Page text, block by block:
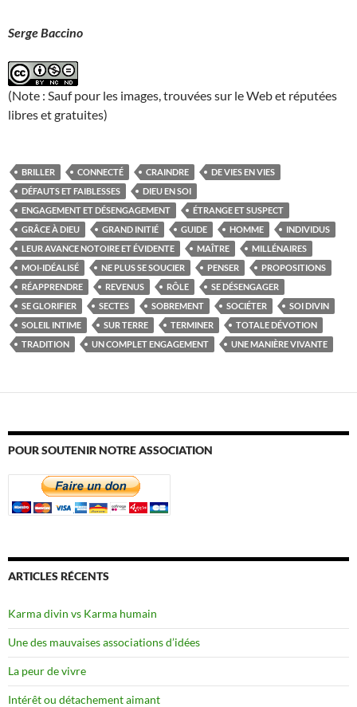
Serge Baccino
(Note : Sauf pour les images, trouvées sur le Web et réputées
libres et gratuites)
BRILLER CONNECTÉ CRAINDRE
DE VIES EN VIES
DÉFAUTS ET FAIBLESSES
DIEU EN SOI
ENGAGEMENT ET DÉSENGAGEMENT
ÉTRANGE ET SUSPECT
GRÂCE À DIEU
GRAND INITIÉ GUIDE HOMME
INDIVIDUS
LEUR AVANCE NOTOIRE ET ÉVIDENTE
MAÎTRE
MILLÉNAIRES
MOI-IDÉALISÉ
NE PLUS SE SOUCIER PENSER
PROPOSITIONS
RÉAPPRENDRE
REVENUS RÔLE
SE DÉSENGAGER
SE GLORIFIER
SECTES SOBREMENT SOCIÉTER
SOI DIVIN
SOLEIL INTIME
SUR TERRE TERMINER
TOTALE DÉVOTION
TRADITION
UN COMPLET ENGAGEMENT UNE MANIÈRE VIVANTE
POUR SOUTENIR NOTRE ASSOCIATION
ARTICLES RÉCENTS
Karma divin vs Karma humain
Une des mauvaises associations d’idées
La peur de vivre
Intérêt ou détachement aimant